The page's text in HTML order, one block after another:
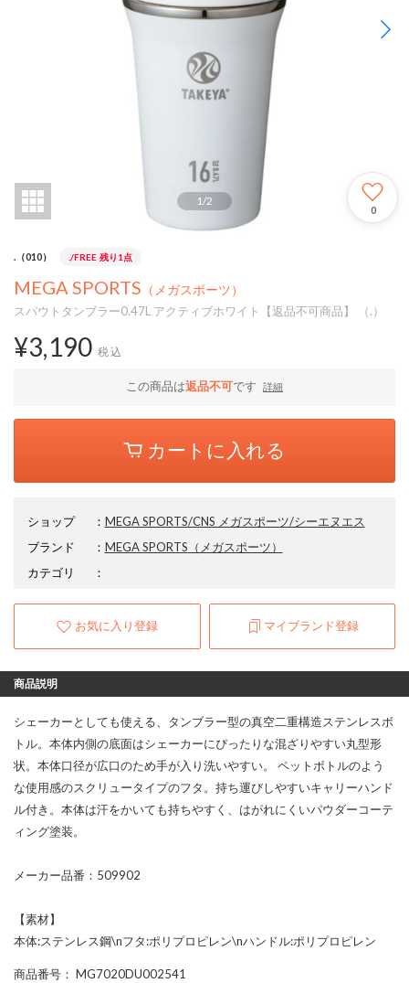
1/2
0
.（010） ./FREE 残り1点
MEGA SPORTS （メガスポーツ）
スパウトタンブラー0.47L アクティブホワイト【返品不可商品】 （.）
¥3,190 税込
この商品は返品不可です 詳細
カートに入れる
ショップ ： MEGA SPORTS/CNS メガスポーツ/シーエヌエス
ブランド
： MEGA SPORTS （メガスポーツ）
カテゴリ
：
お気に入り登録 マイブランド登録
商品説明
シェーカーとしても使える、タンブラー型の真空二重構造ステンレスボ
トル。本体内側の底面はシェーカーにぴったりな混ざりやすい丸型形
状。本体口径が広口のため手が入り洗いやすい。 ペットボトルのよう
な使用感のスクリュータイプのフタ。持ち運びしやすいキャリーハンド
ル付き。本体は汗をかいても持ちやすく、はがれにくいパウダーコーテ
ィング塗装。
メーカー品番：509902
【素材】
本体:ステンレス鋼\nフタ:ポリプロピレン\nハンドル:ポリプロピレン
商品番号 ： MG7020DU002541